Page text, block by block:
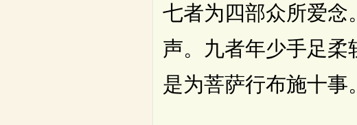
七者为四部众所爱念
声。九者年少手足柔
是为菩萨行布施十事